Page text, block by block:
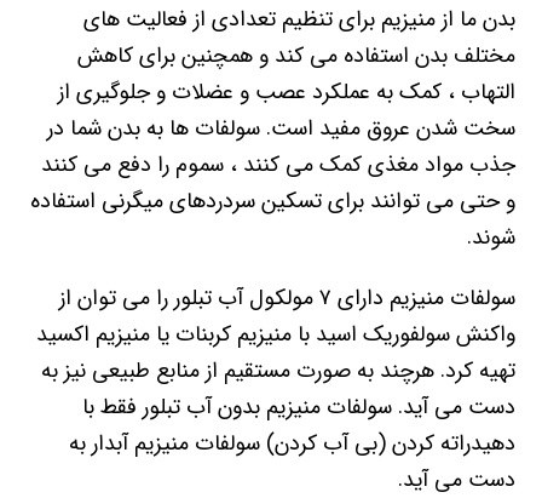
بدن ما از منیزیم برای تنظیم تعدادی از فعالیت های
مختلف بدن استفاده می کند و همچنین برای کاهش
التهاب ، کمک به عملکرد عصب و عضلات و جلوگیری از
سخت شدن عروق مفید است. سولفات ها به بدن شما در
جذب مواد مغذی کمک می کنند ، سموم را دفع می کنند
و حتی می توانند برای تسکین سردردهای میگرنی استفاده
شوند.
سولفات منیزیم دارای ۷ مولکول آب تبلور را می توان از
واکنش سولفوریک اسید با منیزیم کربنات یا منیزیم اکسید
تهیه کرد. هرچند به صورت مستقیم از منابع طبیعی نیز به
دست می آید. سولفات منیزیم بدون آب تبلور فقط با
دهیدراته کردن (بی آب کردن) سولفات منیزیم آبدار به
دست می آید.